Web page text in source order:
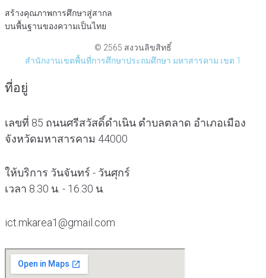
สร้างคุณภาพการศึกษาสู่สากล
บนพื้นฐานของความเป็นไทย
© 2565 สงวนลิขสิทธิ์
สำนักงานเขตพื้นที่การศึกษาประถมศึกษา มหาสารคาม เขต 1
ที่อยู่
เลขที่ 85 ถนนศรีสวัสดิ์ดำเนิน ตำบลตลาด อำเภอเมือง
จังหวัดมหาสารคาม 44000
ให้บริการ วันจันทร์ - วันศุกร์
เวลา 8.30 น. - 16.30 น.
ict.mkarea1@gmail.com